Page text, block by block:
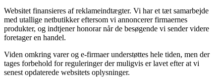
Websitet finansieres af reklameindtægter. Vi har et tæt samarbejde
med utallige netbutikker eftersom vi annoncerer firmaernes
produkter, og indtjener honorar når de besøgende vi sender videre
foretager en handel.
Viden omkring varer og e-firmaer understøttes hele tiden, men der
tages forbehold for reguleringer der muligvis er lavet efter at vi
senest opdaterede websitets oplysninger.